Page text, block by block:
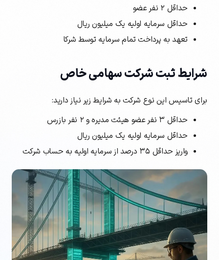
حداقل ۲ نفر عضو
حداقل سرمایه اولیه یک میلیون ریال
تعهد به پرداخت تمام سرمایه توسط شرکا
شرایط ثبت شرکت سهامی خاص
برای تاسیس این نوع شرکت به شرایط زیر نیاز دارید:
حداقل ۳ نفر عضو هیئت مدیره و ۲ نفر بازرس
حداقل سرمایه اولیه یک میلیون ریال
واریز حداقل ۳۵ درصد از سرمایه اولیه به حساب شرکت